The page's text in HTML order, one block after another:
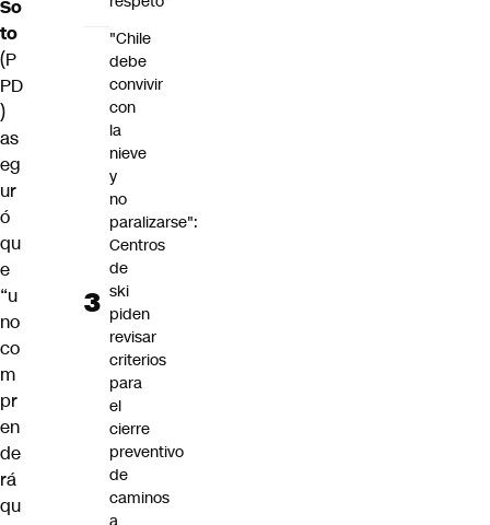
So
to
(P
PD
)
as
eg
ur
ó
qu
e
“u
no
co
m
pr
en
de
rá
qu
"Chile
debe
convivir
con
la
nieve
y
no
paralizarse":
Centros
de
ski
piden
revisar
criterios
para
el
cierre
preventivo
de
caminos
a